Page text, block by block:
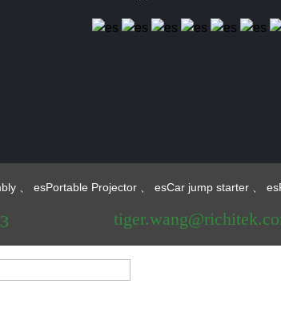
esPortable Projector esCar jump starter